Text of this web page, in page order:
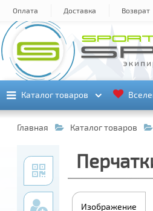
Оплата Доставка Возврат
Каталог товаров
Каталог товаров
Главная Каталог товаров
Изображение